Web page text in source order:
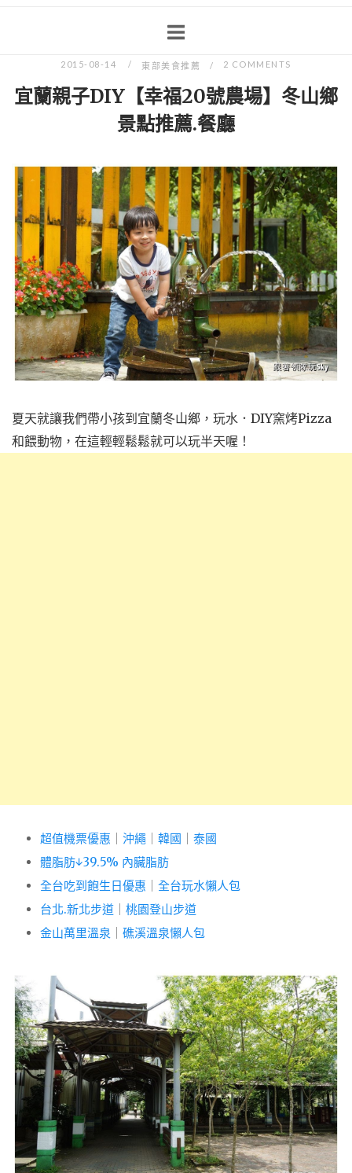
2015-08-14 東部美食推薦 2 COMMENTS
宜蘭親子DIY【幸福20號農場】冬山鄉
景點推薦.餐廳
夏天就讓我們帶小孩到宜蘭冬山鄉，玩水．DIY窯烤Pizza
和餵動物，在這輕輕鬆鬆就可以玩半天喔！
超值機票優惠 沖繩 韓國
泰國
體脂肪↓39.5% 內臟脂肪
全台吃到飽生日優惠
全台玩水懶人包
台北.新北步道
桃園登山步道
金山萬里溫泉
礁溪溫泉懶人包